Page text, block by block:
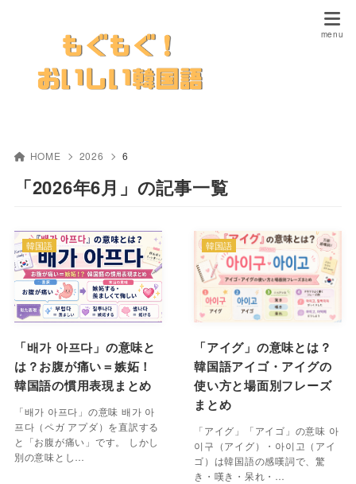
HOME 2026 6
「2026年6月」の記事一覧
「배가 아프다」の意味と
は？お腹が痛い＝嫉妬！
韓国語の慣用表現まとめ
「배가 아프다」の意味 배가 아
프다（ペガ アプダ）を直訳する
と「お腹が痛い」です。 しかし
別の意味とし…
韓国語
「アイグ」の意味とは？
韓国語アイゴ・アイグの
使い方と場面別フレーズ
まとめ
「アイグ」「アイゴ」の意味 아
이구（アイグ）・아이고（アイ
ゴ）は韓国語の感嘆詞で、驚
き・嘆き・呆れ・…
韓国語